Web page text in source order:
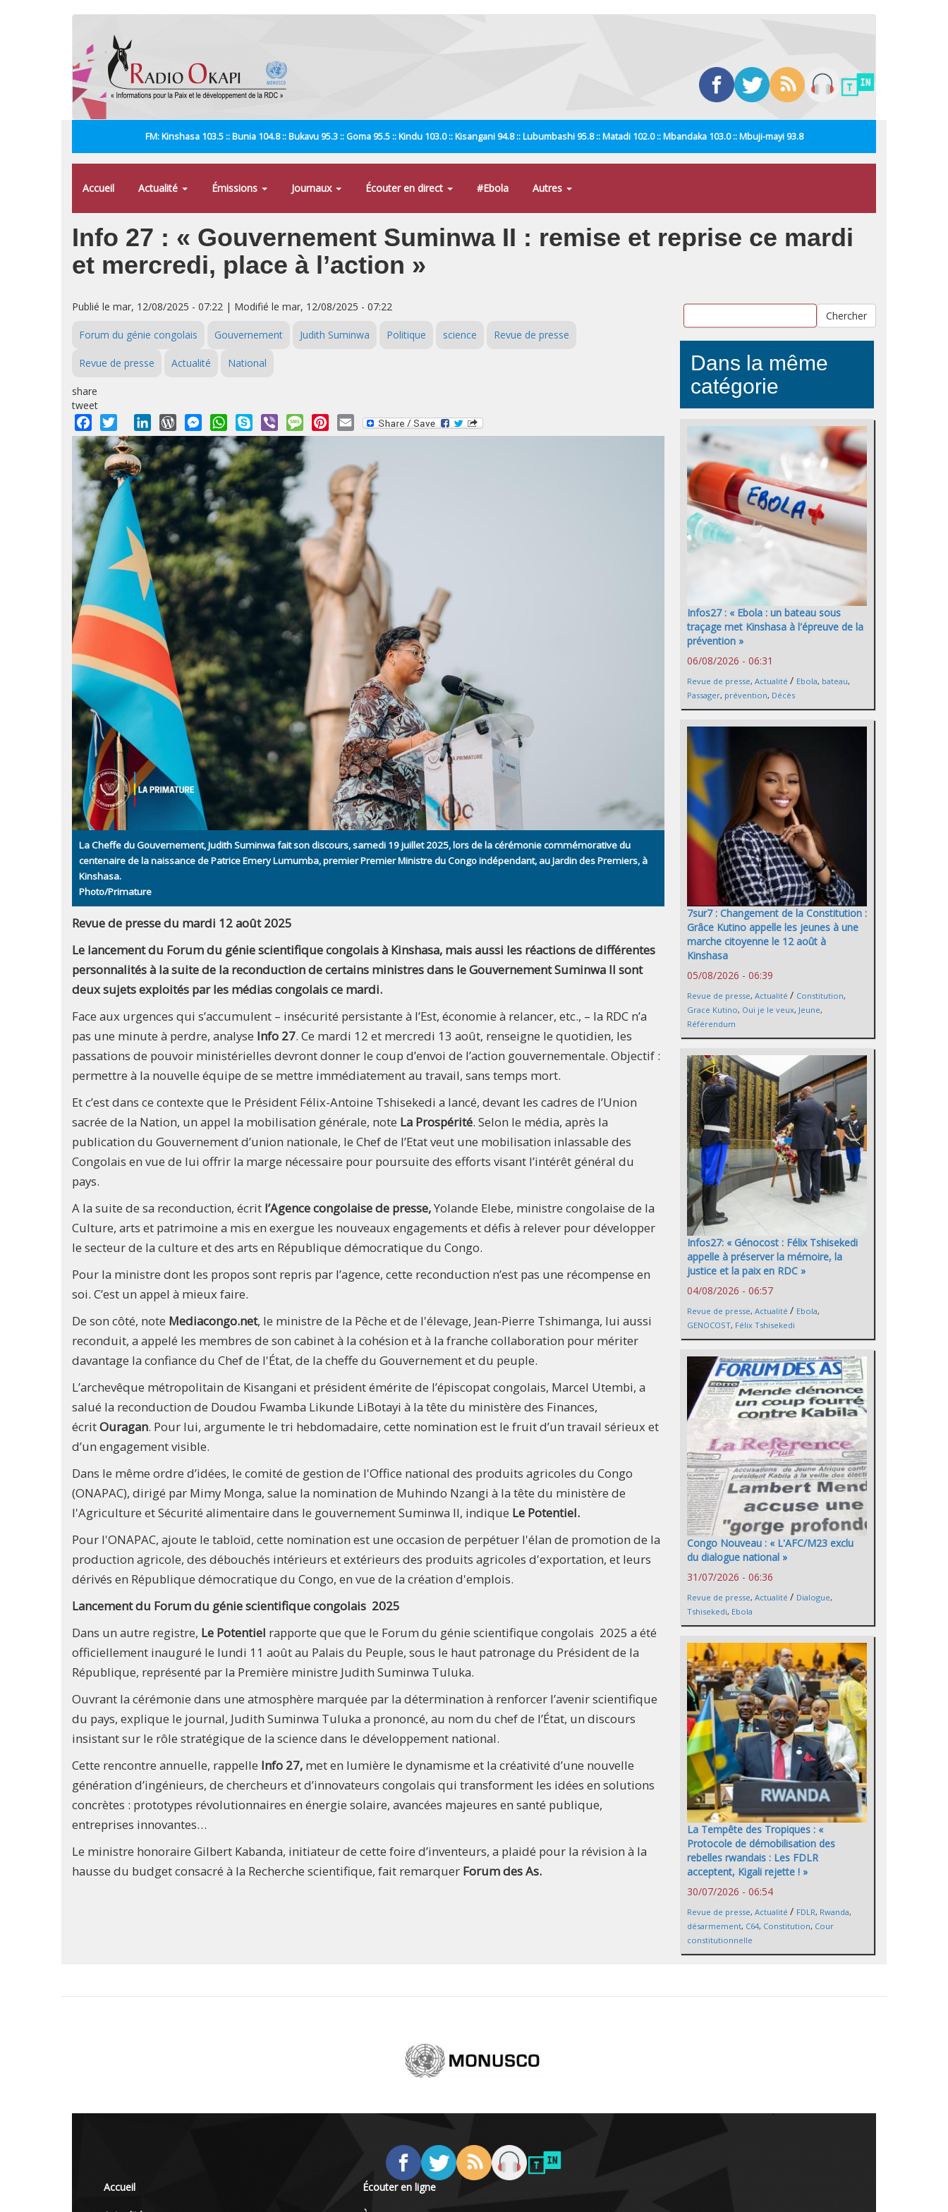
FM: Kinshasa 103.5 :: Bunia 104.8 :: Bukavu 95.3 :: Goma 95.5 :: Kindu 103.0 :: Kisangani 94.8 :: Lubumbashi 95.8 :: Matadi 102.0 :: Mbandaka 103.0 :: Mbuji-mayi 93.8
Accueil Actualité Émissions Journaux Écouter en direct #Ebola Autres
Info 27 : « Gouvernement Suminwa II : remise et reprise ce mardi
et mercredi, place à l’action »
Publié le mar, 12/08/2025 - 07:22 | Modifié le mar, 12/08/2025 - 07:22
Forum du génie congolais Gouvernement Judith Suminwa Politique science Revue de presse
Revue de presse Actualité National
share
tweet
Facebook
Twitter LinkedInWordPressMessengerWhatsApp
Skype Viber MessagePinterest
Email
La Cheffe du Gouvernement, Judith Suminwa fait son discours, samedi 19 juillet 2025, lors de la cérémonie commémorative du
centenaire de la naissance de Patrice Emery Lumumba, premier Premier Ministre du Congo indépendant, au Jardin des Premiers, à
Kinshasa.
Photo/Primature
Revue de presse du mardi 12 août 2025
Le lancement du Forum du génie scientifique congolais à Kinshasa, mais aussi les réactions de différentes
personnalités à la suite de la reconduction de certains ministres dans le Gouvernement Suminwa II sont
deux sujets exploités par les médias congolais ce mardi.
Face aux urgences qui s’accumulent – insécurité persistante à l’Est, économie à relancer, etc., – la RDC n’a
pas une minute à perdre, analyse Info 27. Ce mardi 12 et mercredi 13 août, renseigne le quotidien, les
passations de pouvoir ministérielles devront donner le coup d’envoi de l’action gouvernementale. Objectif :
permettre à la nouvelle équipe de se mettre immédiatement au travail, sans temps mort.
Et c’est dans ce contexte que le Président Félix-Antoine Tshisekedi a lancé, devant les cadres de l’Union
sacrée de la Nation, un appel la mobilisation générale, note La Prospérité. Selon le média, après la
publication du Gouvernement d’union nationale, le Chef de l’Etat veut une mobilisation inlassable des
Congolais en vue de lui offrir la marge nécessaire pour poursuite des efforts visant l’intérêt général du
pays.
A la suite de sa reconduction, écrit l’Agence congolaise de presse,Yolande Elebe, ministre congolaise de la
Culture, arts et patrimoine a mis en exergue les nouveaux engagements et défis à relever pour développer
le secteur de la culture et des arts en République démocratique du Congo.
Pour la ministre dont les propos sont repris par l’agence, cette reconduction n’est pas une récompense en
soi. C’est un appel à mieux faire.
De son côté, note Mediacongo.net, le ministre de la Pêche et de l'élevage, Jean-Pierre Tshimanga, lui aussi
reconduit, a appelé les membres de son cabinet à la cohésion et à la franche collaboration pour mériter
davantage la confiance du Chef de l'État, de la cheffe du Gouvernement et du peuple.
L’archevêque métropolitain de Kisangani et président émérite de l’épiscopat congolais, Marcel Utembi, a
salué la reconduction de Doudou Fwamba Likunde LiBotayi à la tête du ministère des Finances,
écritOuragan. Pour lui, argumente le tri hebdomadaire, cette nomination est le fruit d’un travail sérieux et
d’un engagement visible.
Dans le même ordre d’idées, le comité de gestion de l'Office national des produits agricoles du Congo
(ONAPAC), dirigé par Mimy Monga, salue la nomination de Muhindo Nzangi à la tête du ministère de
l'Agriculture et Sécurité alimentaire dans le gouvernement Suminwa ll, indique Le Potentiel.
Pour l'ONAPAC, ajoute le tabloïd, cette nomination est une occasion de perpétuer l'élan de promotion de la
production agricole, des débouchés intérieurs et extérieurs des produits agricoles d'exportation, et leurs
dérivés en République démocratique du Congo, en vue de la création d'emplois.
Lancement du Forum du génie scientifique congolais 2025
Dans un autre registre, Le Potentiel rapporte que que le Forum du génie scientifique congolais 2025 a été
officiellement inauguré le lundi 11 août au Palais du Peuple, sous le haut patronage du Président de la
République, représenté par la Première ministre Judith Suminwa Tuluka.
Ouvrant la cérémonie dans une atmosphère marquée par la détermination à renforcer l’avenir scientifique
du pays, explique le journal, Judith Suminwa Tuluka a prononcé, au nom du chef de l’État, un discours
insistant sur le rôle stratégique de la science dans le développement national.
Cette rencontre annuelle, rappelle Info 27, met en lumière le dynamisme et la créativité d’une nouvelle
génération d’ingénieurs, de chercheurs et d’innovateurs congolais qui transforment les idées en solutions
concrètes : prototypes révolutionnaires en énergie solaire, avancées majeures en santé publique,
entreprises innovantes…
Le ministre honoraire Gilbert Kabanda, initiateur de cette foire d’inventeurs, a plaidé pour la révision à la
hausse du budget consacré à la Recherche scientifique, fait remarquer Forum des As.
Chercher
Dans la même
catégorie
Infos27 : « Ebola : un bateau sous
traçage met Kinshasa à l'épreuve de la
prévention »
06/08/2026 - 06:31
Revue de presse, Actualité / Ebola, bateau,
Passager, prévention, Décès
7sur7 : Changement de la Constitution :
Grâce Kutino appelle les jeunes à une
marche citoyenne le 12 août à
Kinshasa
05/08/2026 - 06:39
Revue de presse, Actualité / Constitution,
Grace Kutino, Oui je le veux, Jeune,
Référendum
Infos27: « Génocost : Félix Tshisekedi
appelle à préserver la mémoire, la
justice et la paix en RDC »
04/08/2026 - 06:57
Revue de presse, Actualité / Ebola,
GENOCOST, Félix Tshisekedi
Congo Nouveau : « L'AFC/M23 exclu
du dialogue national »
31/07/2026 - 06:36
Revue de presse, Actualité / Dialogue,
Tshisekedi, Ebola
La Tempête des Tropiques : «
Protocole de démobilisation des
rebelles rwandais : Les FDLR
acceptent, Kigali rejette ! »
30/07/2026 - 06:54
Revue de presse, Actualité / FDLR, Rwanda,
désarmement, C64, Constitution, Cour
constitutionnelle
Accueil Écouter en ligne